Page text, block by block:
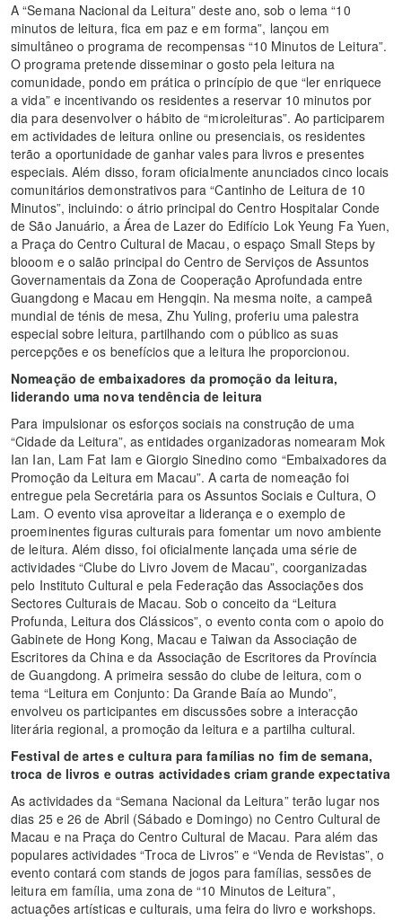
A “Semana Nacional da Leitura” deste ano, sob o lema “10
minutos de leitura, fica em paz e em forma”, lançou em
simultâneo o programa de recompensas “10 Minutos de Leitura”.
O programa pretende disseminar o gosto pela leitura na
comunidade, pondo em prática o princípio de que “ler enriquece
a vida” e incentivando os residentes a reservar 10 minutos por
dia para desenvolver o hábito de “microleituras”. Ao participarem
em actividades de leitura online ou presenciais, os residentes
terão a oportunidade de ganhar vales para livros e presentes
especiais. Além disso, foram oficialmente anunciados cinco locais
comunitários demonstrativos para “Cantinho de Leitura de 10
Minutos”, incluindo: o átrio principal do Centro Hospitalar Conde
de São Januário, a Área de Lazer do Edifício Lok Yeung Fa Yuen,
a Praça do Centro Cultural de Macau, o espaço Small Steps by
blooom e o salão principal do Centro de Serviços de Assuntos
Governamentais da Zona de Cooperação Aprofundada entre
Guangdong e Macau em Hengqin. Na mesma noite, a campeã
mundial de ténis de mesa, Zhu Yuling, proferiu uma palestra
especial sobre leitura, partilhando com o público as suas
percepções e os benefícios que a leitura lhe proporcionou.
Nomeação de embaixadores da promoção da leitura,
liderando uma nova tendência de leitura
Para impulsionar os esforços sociais na construção de uma
“Cidade da Leitura”, as entidades organizadoras nomearam Mok
Ian Ian, Lam Fat Iam e Giorgio Sinedino como “Embaixadores da
Promoção da Leitura em Macau”. A carta de nomeação foi
entregue pela Secretária para os Assuntos Sociais e Cultura, O
Lam. O evento visa aproveitar a liderança e o exemplo de
proeminentes figuras culturais para fomentar um novo ambiente
de leitura. Além disso, foi oficialmente lançada uma série de
actividades “Clube do Livro Jovem de Macau”, coorganizadas
pelo Instituto Cultural e pela Federação das Associações dos
Sectores Culturais de Macau. Sob o conceito da “Leitura
Profunda, Leitura dos Clássicos”, o evento conta com o apoio do
Gabinete de Hong Kong, Macau e Taiwan da Associação de
Escritores da China e da Associação de Escritores da Província
de Guangdong. A primeira sessão do clube de leitura, com o
tema “Leitura em Conjunto: Da Grande Baía ao Mundo”,
envolveu os participantes em discussões sobre a interacção
literária regional, a promoção da leitura e a partilha cultural.
Festival de artes e cultura para famílias no fim de semana,
troca de livros e outras actividades criam grande expectativa
As actividades da “Semana Nacional da Leitura” terão lugar nos
dias 25 e 26 de Abril (Sábado e Domingo) no Centro Cultural de
Macau e na Praça do Centro Cultural de Macau. Para além das
populares actividades “Troca de Livros” e “Venda de Revistas”, o
evento contará com stands de jogos para famílias, sessões de
leitura em família, uma zona de “10 Minutos de Leitura”,
actuações artísticas e culturais, uma feira do livro e workshops.